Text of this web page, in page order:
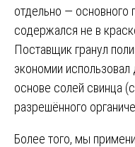
отдельно — основного
содержался не в
Поставщик гранул
экономии
основе солей свинца
разрешённого
Более того, мы